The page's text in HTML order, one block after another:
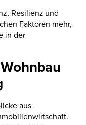
Resilienz und
Faktoren mehr,
in der
aus